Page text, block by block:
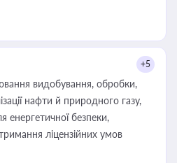
+5
видобування, обробки,
нафти й природного газу,
безпеки,
ліцензійних умов